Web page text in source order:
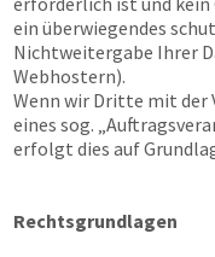
ein überwiegendes
Nichtweitergabe Ihrer
Webhostern).
Wenn wir Dritte mit der
eines sog.
erfolgt dies auf
Rechtsgrundlagen